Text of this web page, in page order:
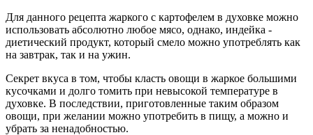
Для данного рецепта жаркого с картофелем в духовке можно
использовать абсолютно любое мясо, однако, индейка -
диетический продукт, который смело можно употреблять как
на завтрак, так и на ужин.
Секрет вкуса в том, чтобы класть овощи в жаркое большими
кусочками и долго томить при невысокой температуре в
духовке. В последствии, приготовленные таким образом
овощи, при желании можно употребить в пищу, а можно и
убрать за ненадобностью.